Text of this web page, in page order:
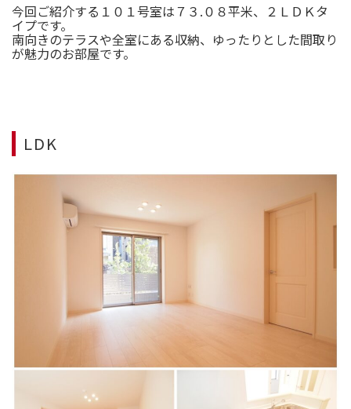
今回ご紹介する１０１号室は７３.０８平米、２ＬＤＫタ
イプです。
南向きのテラスや全室にある収納、ゆったりとした間取り
が魅力のお部屋です。
LDK